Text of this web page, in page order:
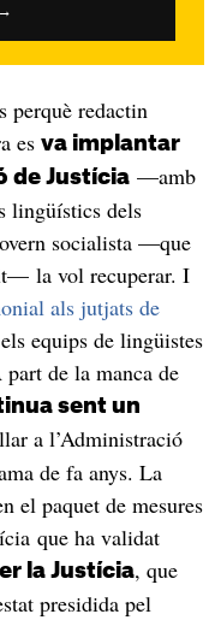
perquè redactin
es va implantar
de Justícia—amb
lingüístics dels
socialista —que
la vol recuperar. I
als jutjats de
equips de lingüistes
de la manca de
sent un
a l’Administració
de fa anys. La
el paquet de mesures
que ha validat
la Justícia, que
presidida pel